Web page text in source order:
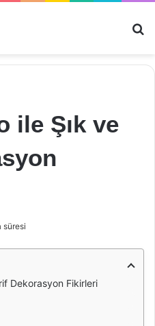
ile Şık ve
süresi
Dekorasyon Fikirleri